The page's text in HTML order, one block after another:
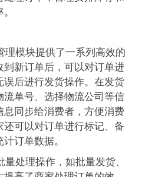
理模块提供了一系列高效的
新订单后，可以对订单进
后进行发货操作。在发货
单号、选择物流公司等信
息同步给消费者，方便消费
可以对订单进行标记、备
订单数据。
处理操作，如批量发货、